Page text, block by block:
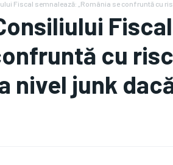
Fiscal semnalează: „România se confruntă cu
cu
nivel junk